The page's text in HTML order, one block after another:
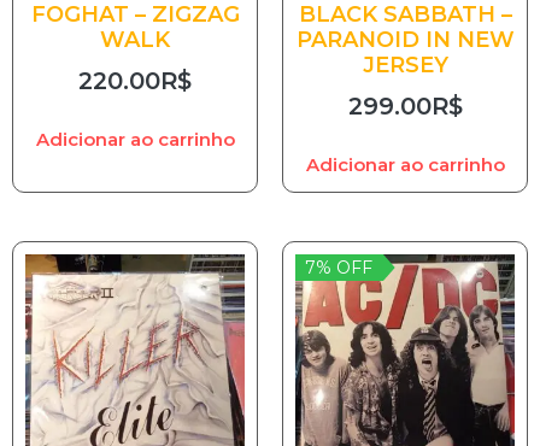
FOGHAT – ZIGZAG
WALK
220.00R$
Adicionar ao carrinho
BLACK SABBATH –
PARANOID IN NEW
JERSEY
299.00R$
Adicionar ao carrinho
7% OFF